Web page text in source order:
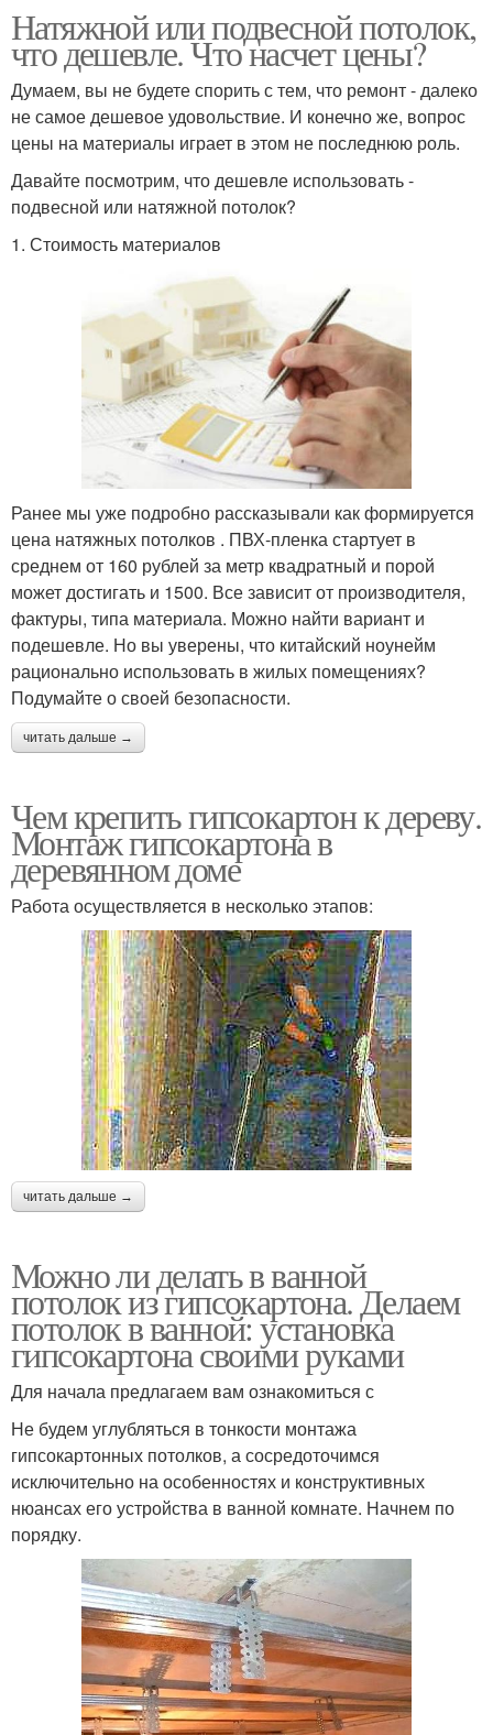
Натяжной или подвесной потолок,
что дешевле. Что насчет цены?
Думаем, вы не будете спорить с тем, что ремонт - далеко
не самое дешевое удовольствие. И конечно же, вопрос
цены на материалы играет в этом не последнюю роль.
Давайте посмотрим, что дешевле использовать -
подвесной или натяжной потолок?
1. Стоимость материалов
Ранее мы уже подробно рассказывали как формируется
цена натяжных потолков . ПВХ-пленка стартует в
среднем от 160 рублей за метр квадратный и порой
может достигать и 1500. Все зависит от производителя,
фактуры, типа материала. Можно найти вариант и
подешевле. Но вы уверены, что китайский ноунейм
рационально использовать в жилых помещениях?
Подумайте о своей безопасности.
читать дальше →
Чем крепить гипсокартон к дереву.
Монтаж гипсокартона в
деревянном доме
Работа осуществляется в несколько этапов:
читать дальше →
Можно ли делать в ванной
потолок из гипсокартона. Делаем
потолок в ванной: установка
гипсокартона своими руками
Для начала предлагаем вам ознакомиться с
Не будем углубляться в тонкости монтажа
гипсокартонных потолков, а сосредоточимся
исключительно на особенностях и конструктивных
нюансах его устройства в ванной комнате. Начнем по
порядку.